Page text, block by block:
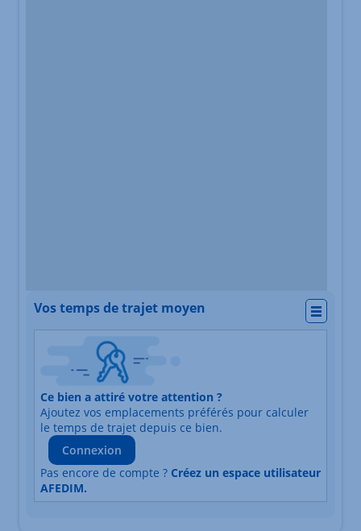
Vos temps de trajet moyen
Nature du lieu
Adresse
Durée du trajet en voiture
Durée du trajet en
Ce bien a attiré votre attention ?
Ajoutez vos emplacements préférés pour calculer
le temps de trajet depuis ce bien.
Connexion
Pas encore de compte ? Créez un espace utilisateur
AFEDIM.